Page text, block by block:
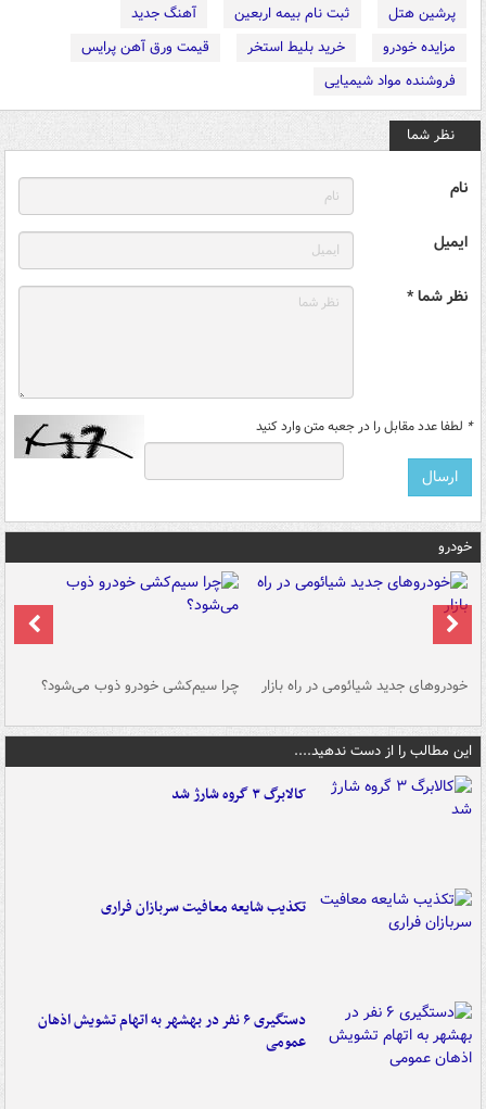
پرشین هتل
ثبت نام بیمه اربعین
آهنگ جدید
مزایده خودرو
خرید بلیط استخر
قیمت ورق آهن پرایس
فروشنده مواد شیمیایی
نظر شما
نام
ایمیل
نظر شما *
* لطفا عدد مقابل را در جعبه متن وارد کنید
خودرو
خودروهای جدید شیائومی در راه بازار چرا سیم‌کشی خودرو ذوب می‌شود؟
این مطالب را از دست ندهید....
کالابرگ ۳ گروه شارژ شد
تکذیب شایعه معافیت سربازان فراری
دستگیری ۶ نفر در بهشهر به اتهام تشویش اذهان
عمومی